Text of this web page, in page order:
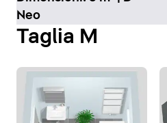
Neo
Taglia M